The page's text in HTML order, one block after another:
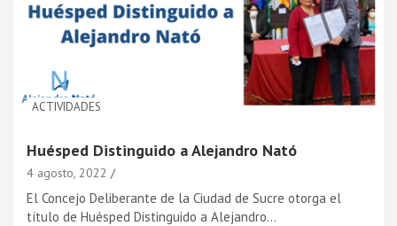
ACTIVIDADES
Huésped Distinguido a Alejandro Nató
4 agosto, 2022
El Concejo Deliberante de la Ciudad de Sucre otorga el
título de Huésped Distinguido a Alejandro…